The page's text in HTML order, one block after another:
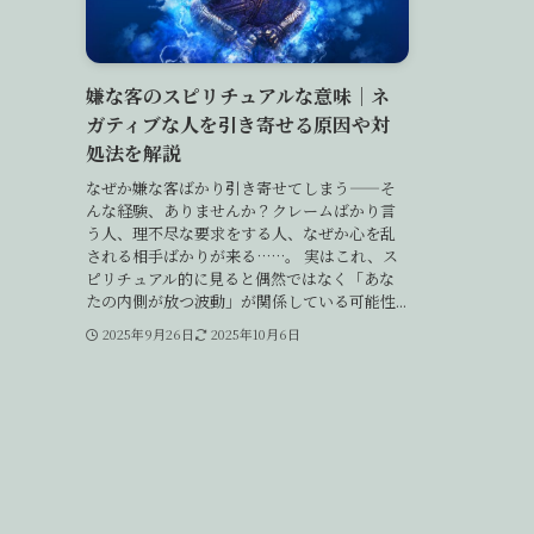
嫌な客のスピリチュアルな意味｜ネ
ガティブな人を引き寄せる原因や対
処法を解説
なぜか嫌な客ばかり引き寄せてしまう——そ
んな経験、ありませんか？クレームばかり言
う人、理不尽な要求をする人、なぜか心を乱
される相手ばかりが来る……。 実はこれ、ス
ピリチュアル的に見ると偶然ではなく「あな
たの内側が放つ波動」が関係している可能性...
2025年9月26日 2025年10月6日